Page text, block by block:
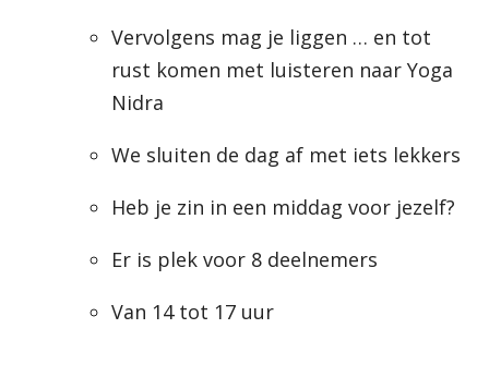
Vervolgens mag je liggen … en tot
rust komen met luisteren naar Yoga
Nidra
We sluiten de dag af met iets lekkers
Heb je zin in een middag voor jezelf?
Er is plek voor 8 deelnemers
Van 14 tot 17 uur